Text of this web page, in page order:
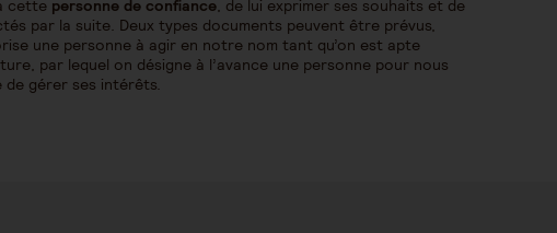
cette personne de confiance, de lui exprimer ses souhaits et de
par la suite. Deux types documents peuvent être prévus,
une personne à agir en notre nom tant qu’on est apte
par lequel on désigne à l’avance une personne pour nous
de gérer ses intérêts.